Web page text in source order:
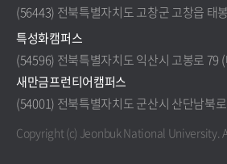
(56443) 전북특별자치도 고창군 고창읍 태
특성화캠퍼스
(54596) 전북특별자치도 익산시 고봉로 79
새만금프런티어캠퍼스
(54001) 전북특별자치도 군산시 산단남북
Copyright (c) Jeonbuk National University.